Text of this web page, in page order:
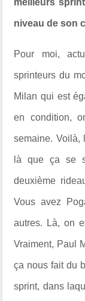
niveau de son
Pour moi,
sprinteurs du
Milan qui est
en condition,
semaine. Voilà,
là que ça se
deuxième
Vous avez
autres. Là, on
Vraiment, Paul
ça nous fait du
sprint, dans